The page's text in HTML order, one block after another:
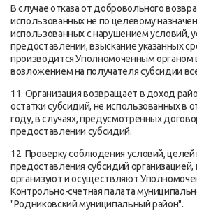
В случае отказа от добровольного
использованных не по целевому
использованных с нарушением условий,
предоставлении, взыскание указанных
производится Уполномоченным органом
возложением на получателя субсидии
11. Организация возвращает в доход
остатки субсидий, не использованных в
году, в случаях, предусмотренных
предоставлении субсидий.
12. Проверку соблюдения условий, целей
предоставления субсидий
организуют и осуществляют
Контрольно-счетная палата
"Родниковский муниципальный район".